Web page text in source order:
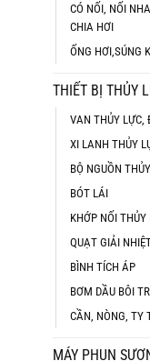
CÓ NỐI, NỐI
CHIA HƠI
ỐNG HƠI,SÚNG
THIẾT BỊ THỦY
VAN THỦY LỰC,
XI LANH THỦY
BỘ NGUỒN
BÓT LÁI
KHỚP NỐI THỦY
QUẠT GIẢI
BÌNH TÍCH ÁP
BƠM DẦU BÔI
CẦN, NÒNG, TY
MÁY PHUN